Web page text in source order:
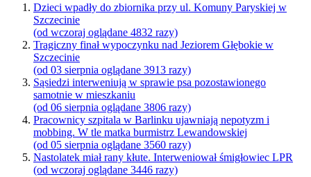
Dzieci wpadły do zbiornika przy ul. Komuny Paryskiej w
Szczecinie
(od wczoraj oglądane 4832 razy)
Tragiczny finał wypoczynku nad Jeziorem Głębokie w
Szczecinie
(od 03 sierpnia oglądane 3913 razy)
Sąsiedzi interweniują w sprawie psa pozostawionego
samotnie w mieszkaniu
(od 06 sierpnia oglądane 3806 razy)
Pracownicy szpitala w Barlinku ujawniają nepotyzm i
mobbing. W tle matka burmistrz Lewandowskiej
(od 05 sierpnia oglądane 3560 razy)
Nastolatek miał rany kłute. Interweniował śmigłowiec LPR
(od wczoraj oglądane 3446 razy)